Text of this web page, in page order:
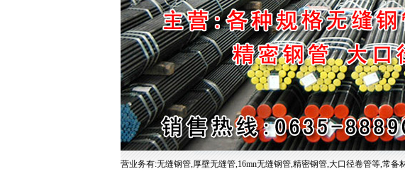
管有限公司欢迎您的到来!主营业务有:无缝钢管,厚壁无缝管,16mn无缝钢管,精密钢管,大口径卷管等,常备材